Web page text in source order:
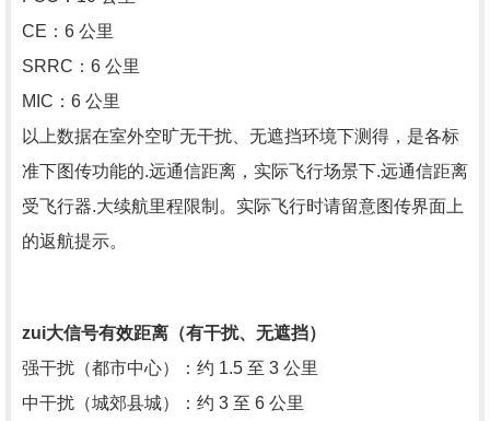
CE：6 公里
SRRC：6 公里
MIC：6 公里
以上数据在室外空旷无干扰、无遮挡环境下测得，是各标
准下图传功能的.远通信距离，实际飞行场景下.远通信距离
受飞行器.大续航里程限制。实际飞行时请留意图传界面上
的返航提示。
zui大信号有效距离（有干扰、无遮挡）
强干扰（都市中心）：约 1.5 至 3 公里
中干扰（城郊县城）：约 3 至 6 公里